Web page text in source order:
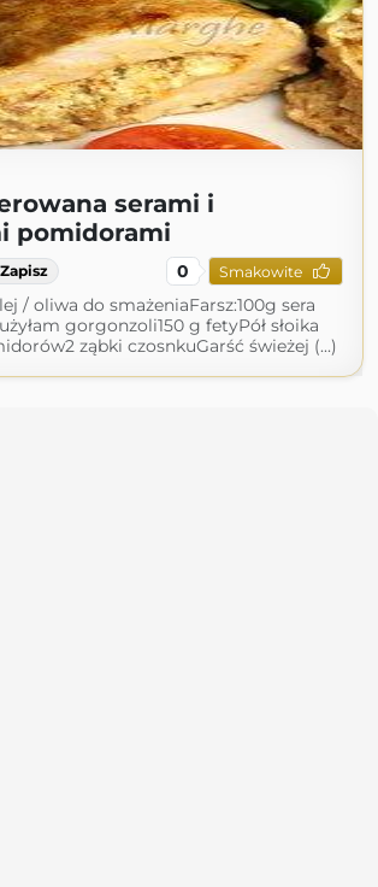
serami i
pomidorami
Zapisz 0 Smakowite
/ oliwa do smażeniaFarsz:100g sera
gorgonzoli150 g fetyPół słoika
ząbki czosnkuGarść świeżej (...)